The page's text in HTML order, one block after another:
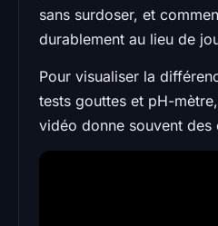
sans surdoser, et
durablement au lieu de
Pour visualiser la
tests gouttes et pH-
vidéo donne souvent des